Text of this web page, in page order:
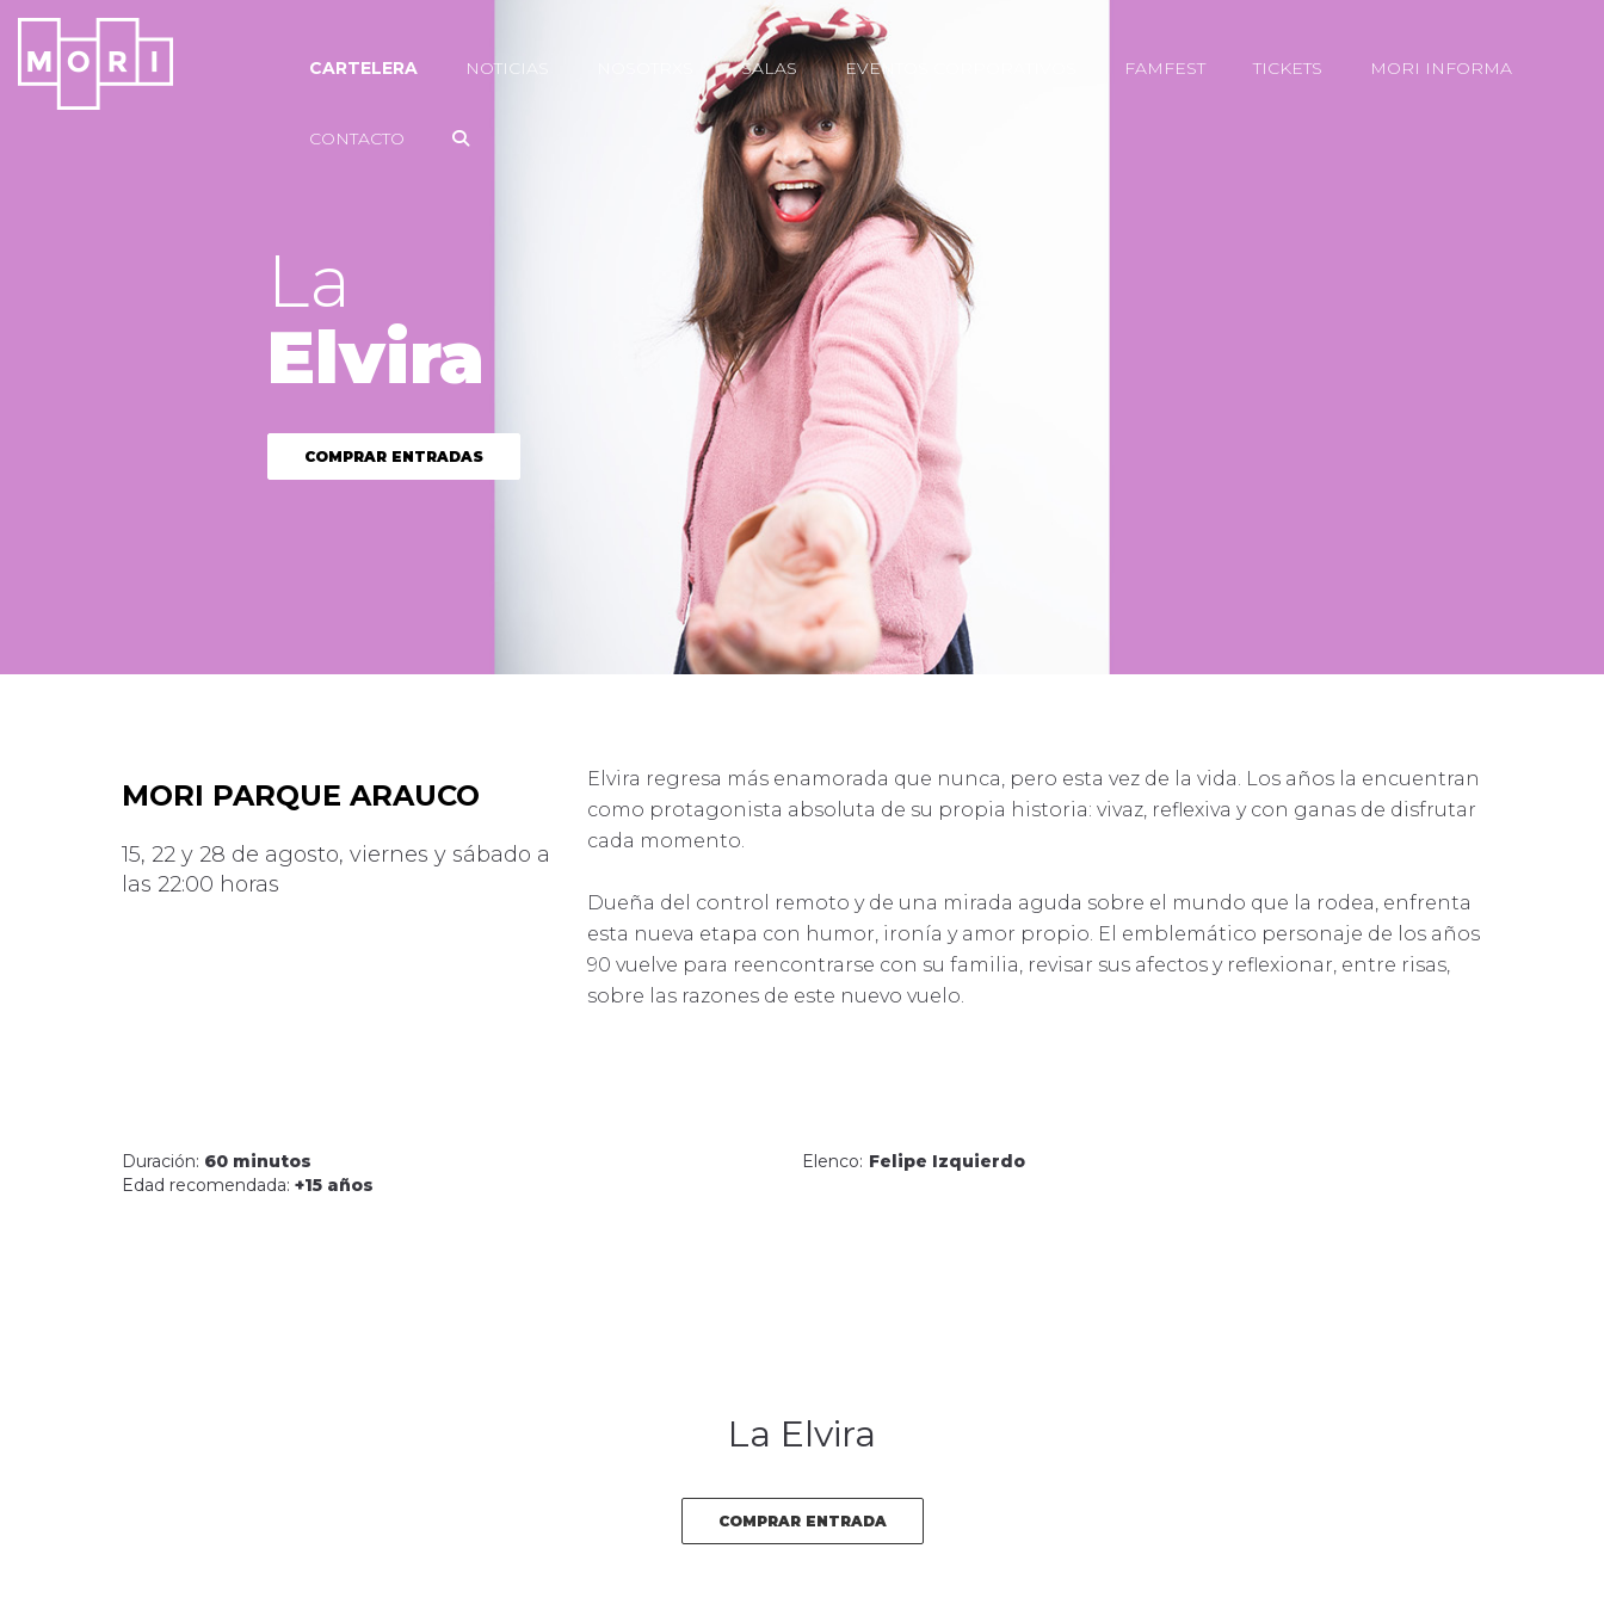
CARTELERA NOTICIAS SALAS EVENTOS CORPORATIVOS FAMFEST TICKETS MORI INFORMA
CONTACTO
La
Elvira
COMPRAR ENTRADAS
MORI PARQUE ARAUCO
15, 22 y 28 de agosto, viernes y sábado a
las 22:00 horas
Elvira regresa más enamorada que nunca, pero esta vez de la vida. Los años la encuentran
como protagonista absoluta de su propia historia: vivaz, reflexiva y con ganas de disfrutar
cada momento.
Dueña del control remoto y de una mirada aguda sobre el mundo que la rodea, enfrenta
esta nueva etapa con humor, ironía y amor propio. El emblemático personaje de los años
90 vuelve para reencontrarse con su familia, revisar sus afectos y reflexionar, entre risas,
sobre las razones de este nuevo vuelo.
Duración: 60 minutos
Edad recomendada: +15 años
Elenco: Felipe Izquierdo
La Elvira
COMPRAR ENTRADA